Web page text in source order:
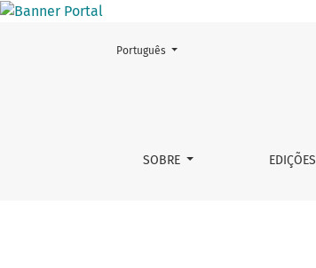
Regimento
SOBRE EDIÇÕES
Mudar o idioma. O atual é:
Português